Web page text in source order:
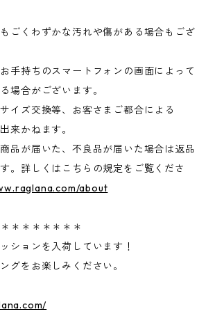
ごくわずかな汚れや傷がある場合もござ
手持ちのスマートフォンの画面によって
場合がございます。
イズ交換等、お客さまご都合による
来かねます。
品が届いた、不良品が届いた場合は返品
。詳しくはこちらの規定をご覧くださ
about
＊＊＊＊＊＊＊
ションを入荷しています！
グをお楽しみください。